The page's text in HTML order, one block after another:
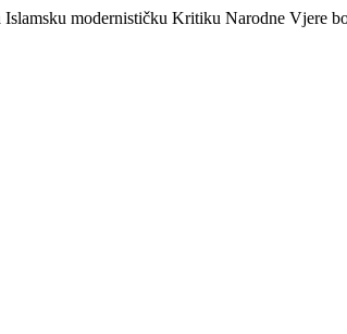
modernističku Kritiku Narodne Vjere